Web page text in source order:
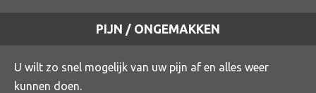
PIJN / ONGEMAKKEN
U wilt zo snel mogelijk van uw pijn af en alles weer
kunnen doen.